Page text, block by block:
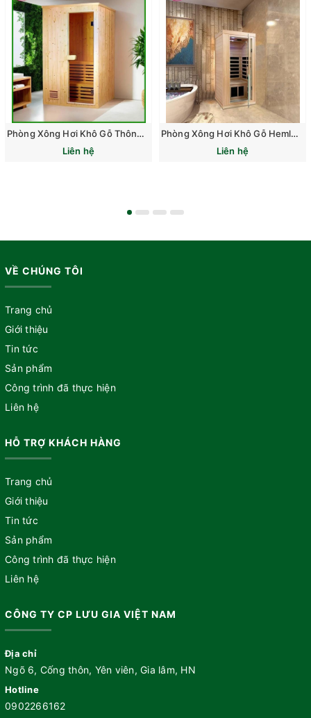
Phòng Xông Hơi Khô Gỗ Thông Trắng Phần Lan
Liên hệ
Phòng Xông Hơi Khô Gỗ Hemlock Canada
Liên hệ
VỀ CHÚNG TÔI
Trang chủ
Giới thiệu
Tin tức
Sản phẩm
Công trình đã thực hiện
Liên hệ
HỖ TRỢ KHÁCH HÀNG
Trang chủ
Giới thiệu
Tin tức
Sản phẩm
Công trình đã thực hiện
Liên hệ
CÔNG TY CP LƯU GIA VIỆT NAM
Địa chỉ
Ngõ 6, Cống thôn, Yên viên, Gia lâm, HN
Hotline
0902266162